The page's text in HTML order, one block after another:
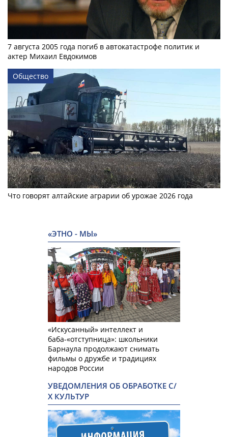
7 августа 2005 года погиб в автокатастрофе политик и
актер Михаил Евдокимов
Общество
Что говорят алтайские аграрии об урожае 2026 года
«ЭТНО - МЫ»
«Искусанный» интеллект и
баба-«отступница»: школьники
Барнаула продолжают снимать
фильмы о дружбе и традициях
народов России
УВЕДОМЛЕНИЯ ОБ ОБРАБОТКЕ С/
Х КУЛЬТУР